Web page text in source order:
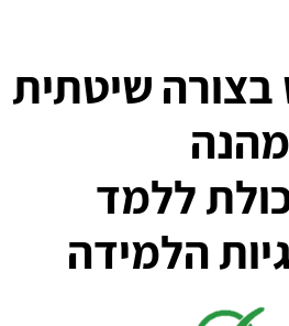
בצורה שיטתית
ללמד
הלמידה